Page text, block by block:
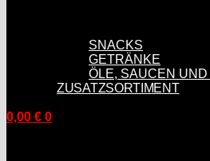
SNACKS
GETRÄNKE
ÖLE, SAUCEN
ZUSATZSORTIMENT
0,00 € 0